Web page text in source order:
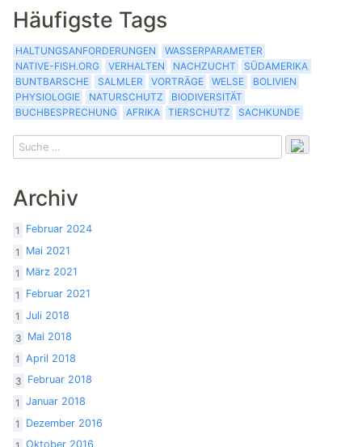
Häufigste Tags
HALTUNGSANFORDERUNGEN
WASSERPARAMETER
NATIVE-FISH.ORG
VERHALTEN NACHZUCHT
SÜDAMERIKA
BUNTBARSCHE
SALMLER VORTRÄGE WELSE
BOLIVIEN
PHYSIOLOGIE
NATURSCHUTZ
BIODIVERSITÄT
BUCHBESPRECHUNG
AFRIKA TIERSCHUTZ SACHKUNDE
Archiv
1
Februar 2024
1
Mai 2021
1
März 2021
1
Februar 2021
1
Juli 2018
3 Mai 2018
1
April 2018
3 Februar 2018
1
Januar 2018
1
Dezember 2016
Oktober 2016